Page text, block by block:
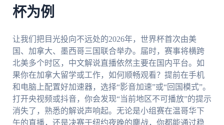
杯为例
让我们把目光投向不远处的2026年，世界杯首次由美
国、加拿大、墨西哥三国联合举办。届时，赛事将横跨
北美多个时区，中文解说直播依然主要在国内平台。如
果你在加拿大留学或工作，如何顺畅观看？提前在手机
和电脑上配置好加速器，选择“影音加速”或“回国模式”。
打开央视频或抖音，你会发现“当前地区不可播放”的提示
消失了，熟悉的解说声响起。无论是小组赛在温哥华下
午的直播，还是决赛于纽约夜晚的鏖战，你都能通过稳